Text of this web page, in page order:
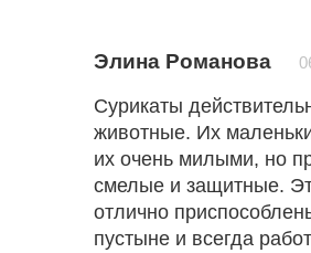
Элина Романова
Сурикаты
животные. Их
их очень милыми, но
смелые и защитные.
отлично
пустыне и всегда